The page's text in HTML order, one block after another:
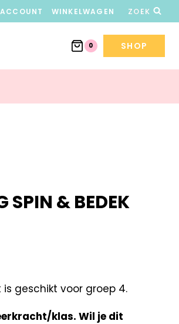
WINKELWAGEN ZOEK
0 SHOP
SPIN & BEDEK
is geschikt voor groep 4.
klas. Wil je dit